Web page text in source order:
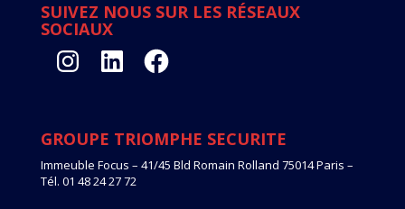
SUIVEZ NOUS SUR LES RÉSEAUX
SOCIAUX
InstagramLinkedIn Facebook
GROUPE TRIOMPHE SECURITE
Immeuble Focus – 41/45 Bld Romain Rolland 75014 Paris –
Tél. 01 48 24 27 72